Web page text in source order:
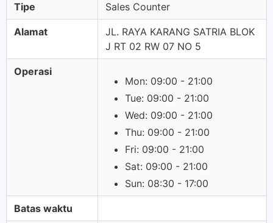
Tipe Sales Counter
Alamat
JL. RAYA KARANG SATRIA BLOK
J RT 02 RW 07 NO 5
Operasi
Mon: 09:00 - 21:00
Tue: 09:00 - 21:00
Wed: 09:00 - 21:00
Thu: 09:00 - 21:00
Fri: 09:00 - 21:00
Sat: 09:00 - 21:00
Sun: 08:30 - 17:00
Batas waktu